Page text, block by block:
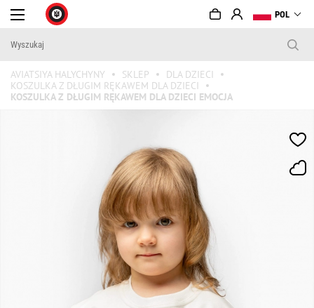
POL
AVIATSIYA HALYCHYNY SKLEP
DLA DZIECI
KOSZULKA Z DŁUGIM RĘKAWEM DLA DZIECI
KOSZULKA Z DŁUGIM RĘKAWEM DLA DZIECI EMOCJA